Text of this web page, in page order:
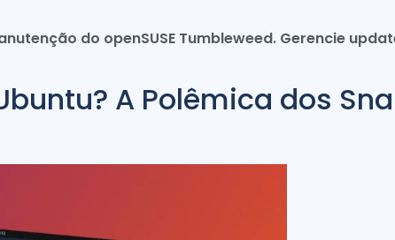
do openSUSE Tumbleweed. Gerencie
A Polêmica dos